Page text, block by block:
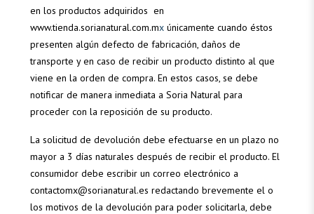
en los productos adquiridos en
www.tienda.sorianatural.com.mxúnicamente cuando éstos
presenten algún defecto de fabricación, daños de
transporte y en caso de recibir un producto distinto al que
viene en la orden de compra. En estos casos, se debe
notificar de manera inmediata a Soria Natural para
proceder con la reposición de su producto.
La solicitud de devolución debe efectuarse en un plazo no
mayor a 3 días naturales después de recibir el producto. El
consumidor debe escribir un correo electrónico a
contactomx@sorianatural.es redactando brevemente el o
los motivos de la devolución para poder solicitarla, debe